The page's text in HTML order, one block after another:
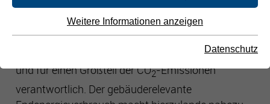
Wir verbringen einen großen Teil unseres Lebens in
Gebäuden. Und gerade diese Gebäude sind einer
der größten Energieverbraucher in Deutschland
und für einen Großteil der CO2-Emissionen
verantwortlich. Der gebäuderelevante
der Webseite benötigt. Dadurch ist gewährleistet, dass die
Webseite einwandfrei funktioniert.
Name php_session
Cookie-Informationen anzeigen
Weitere Informationen anzeigen
Datenschutz